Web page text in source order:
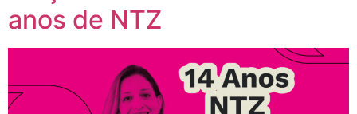
anos de NTZ